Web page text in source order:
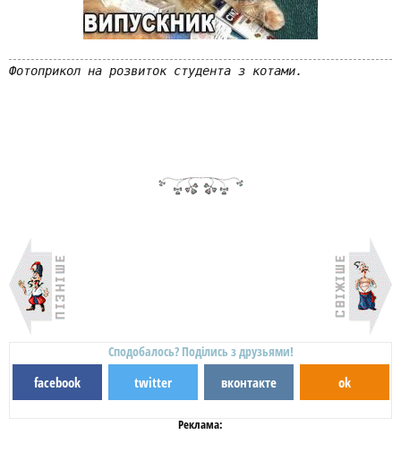
Фотоприкол на розвиток студента з котами.
Сподобалось? Поділись з друзьями!
facebook twitter вконтакте ok
Реклама: